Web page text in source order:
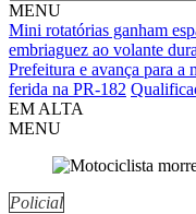
MENU
Mini rotatórias ganham
embriaguez ao volante
Prefeitura e avança para a
ferida na PR-182
EM ALTA
MENU
Policial